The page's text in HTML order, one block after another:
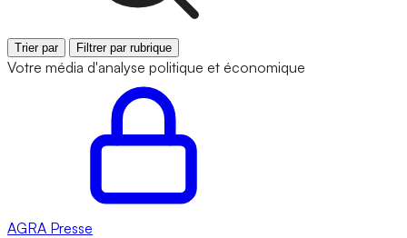
Trier par Filtrer par rubrique
Votre média d'analyse politique et économique
AGRA Presse